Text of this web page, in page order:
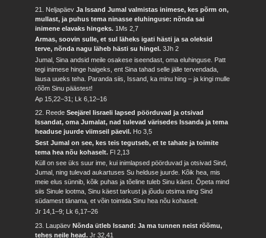
21. NeljapäevJa Issand Jumal valmistas inimese, kes põrm on,
mullast, ja puhus tema ninasse eluhinguse: nõnda sai
inimene elavaks hingeks. 1Ms 2,7
Armas, soovin sulle, et sul läheks igati hästi ja sa oleksid
terve, nõnda nagu läheb hästi su hingel.3Jh 2
Jumal, Sina andsid meile osakese iseendast, oma eluhinguse. Patt
tegi inimese hinge haigeks, ent Sina tahad selle jälle tervendada,
lausa uueks teha. Paranda siis, Issand, ka minu hing – ja kingi mulle
rõõm Sinu päästest!
Ap 15,22–31; Lk 6,12–16
22. ReedeSeejärel Iisraeli lapsed pöörduvad ja otsivad
Issandat, oma Jumalat, nad tulevad värisedes Issanda ja tema
headuse juurde viimseil päevil. Ho 3,5
Sest Jumal on see, kes teis tegutseb, et te tahate ja toimite
tema hea nõu kohaselt. Fl 2,13
Küll on see üks suur ime, kui inimlapsed pöörduvad ja otsivad Sind,
Jumal, ning tulevad aukartuses Su helduse juurde. Kõik hea, mis
meie elus sünnib, kõik puhas ja tõeline tuleb Sinu käest. Õpeta mind
siis Sinule lootma, Sinu käest tarkust ja jõudu otsima ning Sind
südamest tänama, et võin toimida Sinu hea nõu kohaselt.
Jr 14,1–9; Lk 6,17–26
23. LaupäevNõnda ütleb Issand: Ja ma tunnen neist rõõmu,
tehes neile head.Jr 32,41